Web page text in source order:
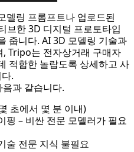
델링 프롬프트나 업로드된
브한 3D 디지털 프로토타입
줍니다. AI 3D 모델링 기술과
Tripo는 전자상거래 구매자
적합한 놀랍도록 상세하고 사
.
과 같습니다.
초에서 몇 분 이내)
핑 – 비싼 전문 모델러가 필요
술 전문 지식 불필요